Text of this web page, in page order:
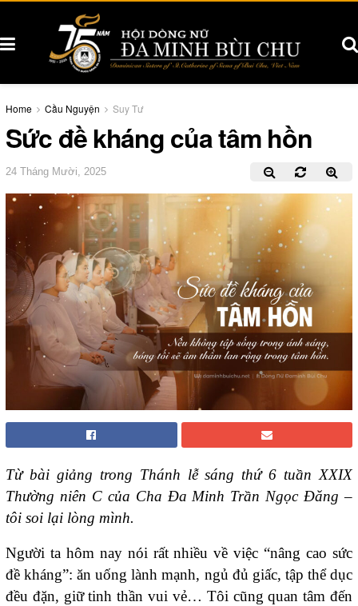
Home Cầu Nguyện Suy Tư
Sức đề kháng của tâm hồn
24 Tháng Mười, 2025
Từ bài giảng trong Thánh lễ sáng thứ 6 tuần XXIX
Thường niên C của Cha Đa Minh Trần Ngọc Đăng –
tôi soi lại lòng mình.
Người ta hôm nay nói rất nhiều về việc “nâng cao sức
đề kháng”: ăn uống lành mạnh, ngủ đủ giấc, tập thể dục
đều đặn, giữ tinh thần vui vẻ… Tôi cũng quan tâm đến